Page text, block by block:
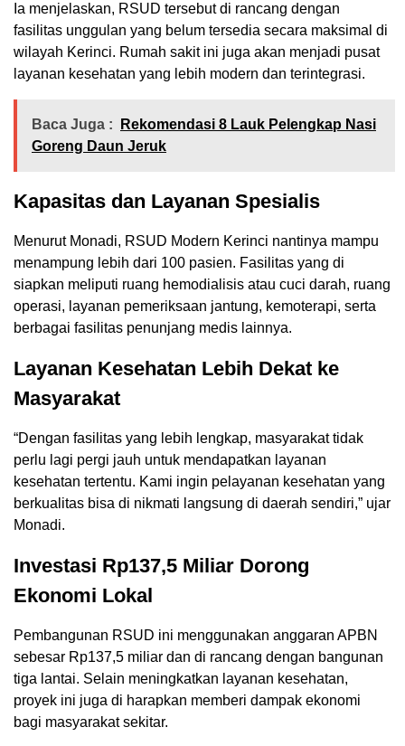
Ia menjelaskan, RSUD tersebut di rancang dengan
fasilitas unggulan yang belum tersedia secara maksimal di
wilayah Kerinci. Rumah sakit ini juga akan menjadi pusat
layanan kesehatan yang lebih modern dan terintegrasi.
Baca Juga :
Rekomendasi 8 Lauk Pelengkap Nasi
Goreng Daun Jeruk
Kapasitas dan Layanan Spesialis
Menurut Monadi, RSUD Modern Kerinci nantinya mampu
menampung lebih dari 100 pasien. Fasilitas yang di
siapkan meliputi ruang hemodialisis atau cuci darah, ruang
operasi, layanan pemeriksaan jantung, kemoterapi, serta
berbagai fasilitas penunjang medis lainnya.
Layanan Kesehatan Lebih Dekat ke
Masyarakat
“Dengan fasilitas yang lebih lengkap, masyarakat tidak
perlu lagi pergi jauh untuk mendapatkan layanan
kesehatan tertentu. Kami ingin pelayanan kesehatan yang
berkualitas bisa di nikmati langsung di daerah sendiri,” ujar
Monadi.
Investasi Rp137,5 Miliar Dorong
Ekonomi Lokal
Pembangunan RSUD ini menggunakan anggaran APBN
sebesar Rp137,5 miliar dan di rancang dengan bangunan
tiga lantai. Selain meningkatkan layanan kesehatan,
proyek ini juga di harapkan memberi dampak ekonomi
bagi masyarakat sekitar.